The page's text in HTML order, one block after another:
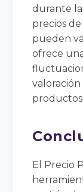
durante
precios
pueden
ofrece
productos
El Precio